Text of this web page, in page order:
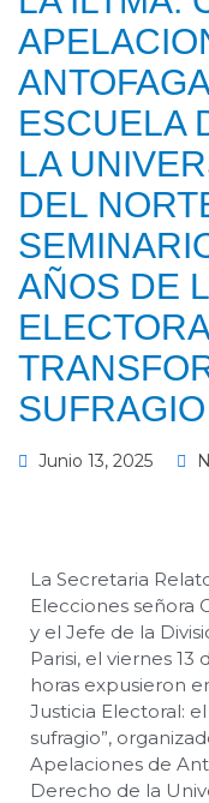
ESCUELA
LA
DEL
AÑOS DE
SUFRAGIO
Junio 13, 2025
La Secretaria
Elecciones señora
y el Jefe de la
Parisi, el viernes 13
horas expusieron
Justicia Electoral:
sufragio”,
Apelaciones de
Derecho de la